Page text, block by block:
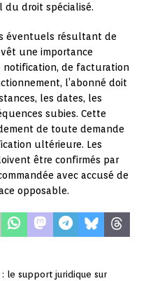
du droit spécialisé.
éventuels résultant de
une importance
notification, de facturation
l’abonné doit
les dates, les
subies. Cette
de toute demande
ultérieure. Les
être confirmés par
avec accusé de
opposable.
le support juridique sur